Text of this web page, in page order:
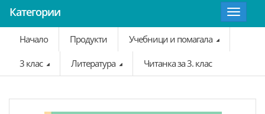
Категории
Toggle
Начало
Продукти Учебници и помагала
3 клас Литература Читанка за 3. клас